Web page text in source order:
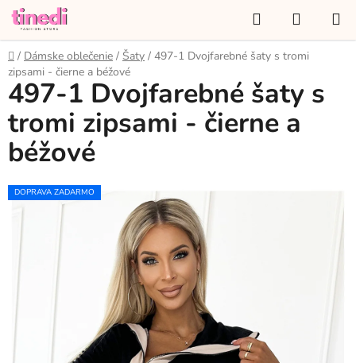
Prejsť
obsah
Hľadať
KOŠÍK
Domov
/ Dámske oblečenie / Šaty / 497-1 Dvojfarebné šaty s tromi
zipsami - čierne a béžové
497-1 Dvojfarebné šaty s
tromi zipsami - čierne a
béžové
DOPRAVA ZADARMO